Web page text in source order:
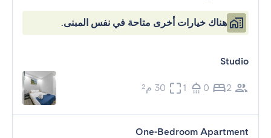
هناك خيارات أخرى متاحة في نفس المبنى.
Studio
2
0
1 30 م²
One-Bedroom Apartment